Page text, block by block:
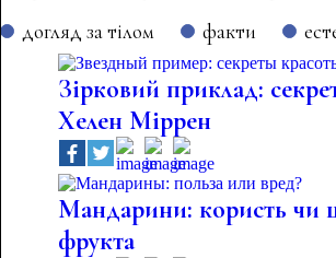
догляд за тілом
факти
Зірковий приклад:
Хелен Міррен
Мандарини: користь чи
фрукта